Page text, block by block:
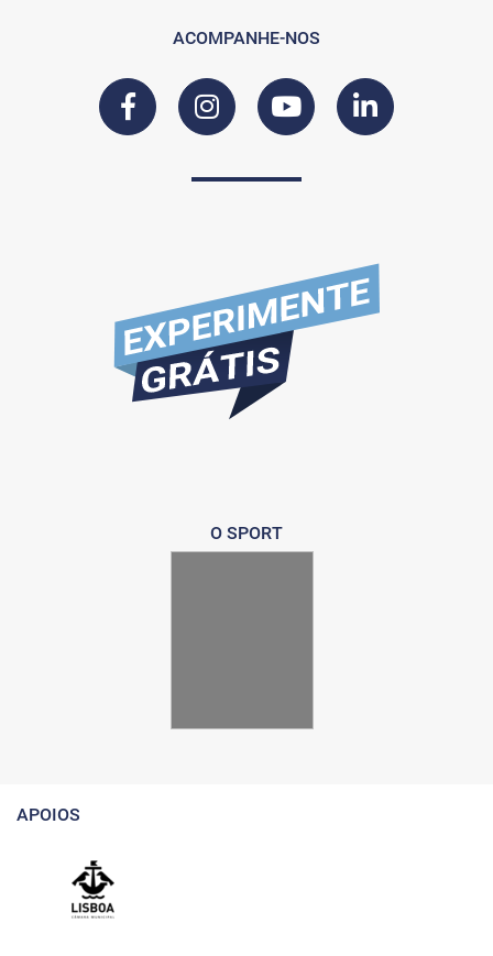
ACOMPANHE-NOS
O SPORT
APOIOS